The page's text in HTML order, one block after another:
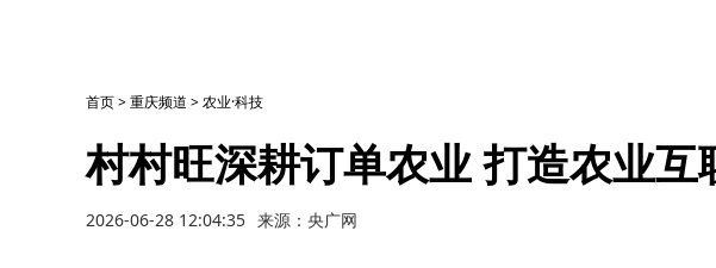
首页>重庆频道 >农业·科技
村村旺深耕订单农业 打造农业互
2026-06-28 12:04:35 来源：央广网